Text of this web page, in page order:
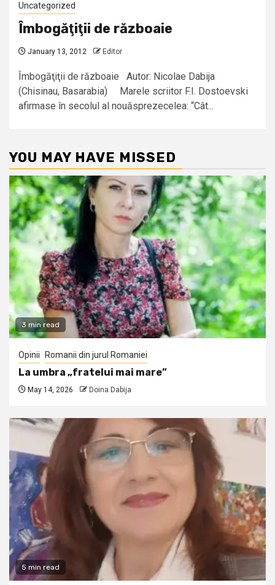
Uncategorized
Îmbogăţiţii de războaie
January 13, 2012 Editor
Îmbogăţiţii de războaie Autor: Nicolae Dabija
(Chisinau, Basarabia) Marele scriitor F.I. Dostoevski
afirmase în secolul al nouăsprezecelea: “Cât...
YOU MAY HAVE MISSED
3 min read
Opinii Romanii din jurul Romaniei
La umbra „fratelui mai mare”
May 14, 2026 Doina Dabija
5 min read